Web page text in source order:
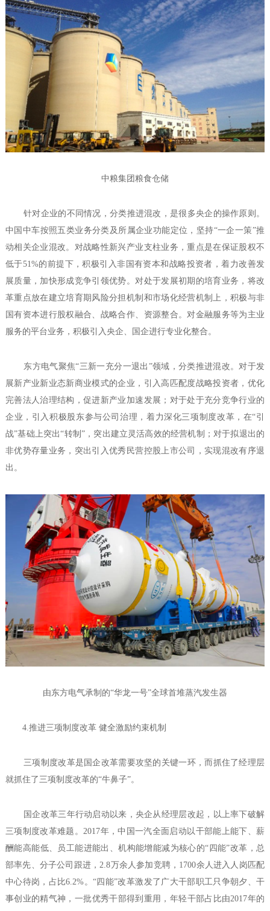
中粮集团粮食仓储
针对企业的不同情况，分类推进混改，是很多央企的操作原则。
中国中车按照五类业务分类及所属企业功能定位，坚持“一企一策”推
动相关企业混改。对战略性新兴产业支柱业务，重点是在保证股权不
低于51%的前提下，积极引入非国有资本和战略投资者，着力改善发
展质量，加快形成竞争引领优势。对处于发展初期的培育业务，将改
革重点放在建立培育期风险分担机制和市场化经营机制上，积极与非
国有资本进行股权融合、战略合作、资源整合。对金融服务等为主业
服务的平台业务，积极引入央企、国企进行专业化整合。
东方电气聚焦“三新一充分一退出”领域，分类推进混改。对于发
展新产业新业态新商业模式的企业，引入高匹配度战略投资者，优化
完善法人治理结构，促进新产业加速发展；对于处于充分竞争行业的
企业，引入积极股东参与公司治理，着力深化三项制度改革，在“引
战”基础上突出“转制”，突出建立灵活高效的经营机制；对于拟退出的
非优势存量业务，突出引入优秀民营控股上市公司，实现混改有序退
出。
由东方电气承制的“华龙一号”全球首堆蒸汽发生器
4.推进三项制度改革 健全激励约束机制
三项制度改革是国企改革需要攻坚的关键一环，而抓住了经理层
就抓住了三项制度改革的“牛鼻子”。
国企改革三年行动启动以来，央企从经理层改起，以上率下破解
三项制度改革难题。2017年，中国一汽全面启动以干部能上能下、薪
酬能高能低、员工能进能出、机构能增能减为核心的“四能”改革，总
部率先、分子公司跟进，2.8万余人参加竞聘，1700余人进入人岗匹配
中心待岗，占比6.2%。“四能”改革激发了广大干部职工只争朝夕、干
事创业的精气神，一批优秀干部得到重用，年轻干部占比由2017年的